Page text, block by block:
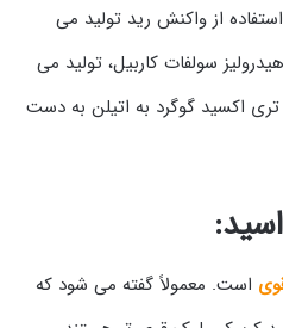
از واکنش رید تولید می
سولفات کاربیل، تولید می
تری اکسید گوگرد به اتیلن به دست
است. معمولاً گفته می شود که